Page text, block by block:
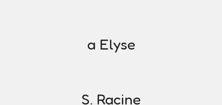
a Elyse
S. Racine